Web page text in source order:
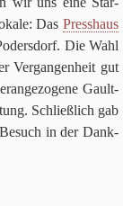
Das Press­haus
Die Wahl
Ver­gan­gen­heit gut
Gault-
Schließ­lich gab
Besuch in der Dank­